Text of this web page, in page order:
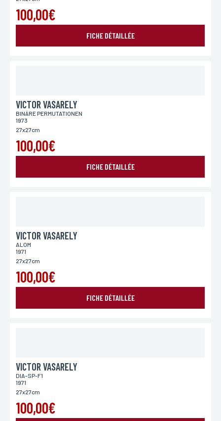
100,00€
FICHE DÉTAILLÉE
VICTOR VASARELY
BINÄRE PERMUTATIONEN
1973
27x27cm
100,00€
FICHE DÉTAILLÉE
VICTOR VASARELY
ALOM
1971
27x27cm
100,00€
FICHE DÉTAILLÉE
VICTOR VASARELY
DIA-SP-F1
1971
27x27cm
100,00€